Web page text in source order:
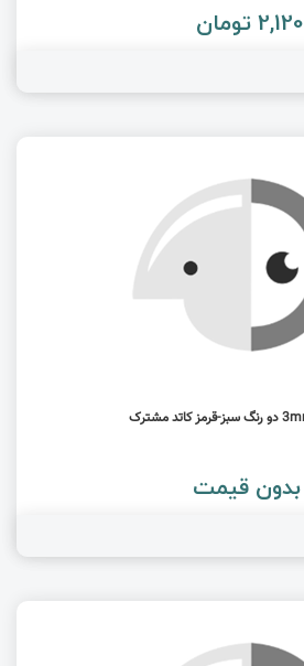
2,120 تومان
بدون قیمت